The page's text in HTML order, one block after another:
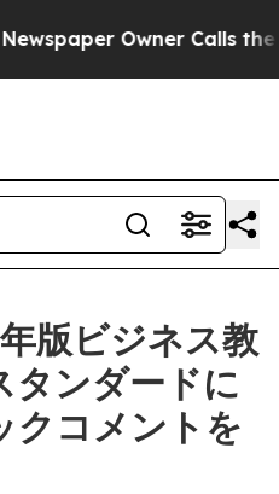
Owner Calls the
版ビジネス教
タンダードに
クコメントを